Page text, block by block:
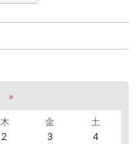
»
木 金
土
2 3
4